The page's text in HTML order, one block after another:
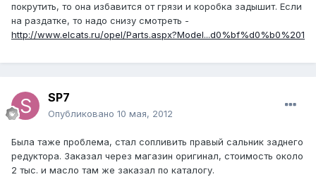
покрутить, то она избавится от грязи и коробка задышит. Если
на раздатке, то надо снизу смотреть -
http://www.elcats.ru/opel/Parts.aspx?Model...d0%bf%d0%b0%201
SP7
Опубликовано 10 мая, 2012
Была таже проблема, стал сопливить правый сальник заднего
редуктора. Заказал через магазин оригинал, стоимость около
2 тыс. и масло там же заказал по каталогу.